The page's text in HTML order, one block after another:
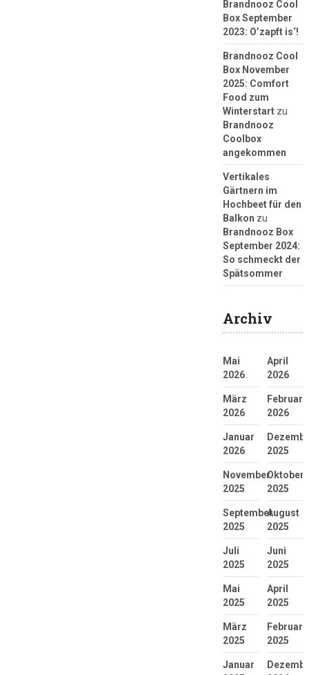
Brandnooz Cool
Box September
2023: O’zapft is‘!
Brandnooz Cool
Box November
2025: Comfort
Food zum
Winterstartzu
Brandnooz
Coolbox
angekommen
Vertikales
Gärtnern im
Hochbeet für den
Balkon zu
Brandnooz Box
September 2024:
So schmeckt der
Spätsommer
Archiv
Mai
2026
April
2026
März
2026
Februar
2026
Januar
2026
2025
November
2025
Oktober
2025
September
2025
August
2025
Juli
2025
Juni
2025
Mai
2025
April
2025
März
2025
Februar
2025
Januar